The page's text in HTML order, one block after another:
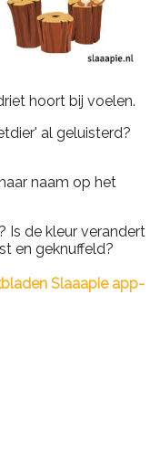
hoort bij voelen.
al geluisterd?
naam op het
Is de kleur verandert
en geknuffeld?
Slaaapie app-